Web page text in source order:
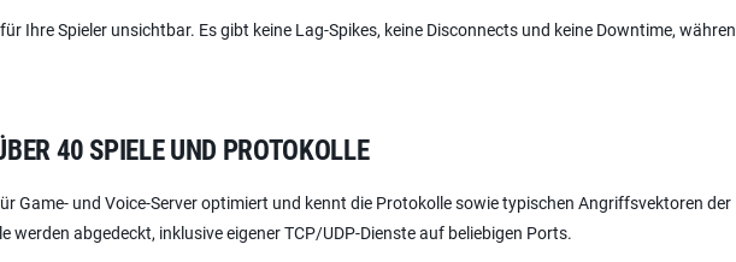
Ihre Spieler unsichtbar. Es gibt keine Lag-Spikes, keine Disconnects und keine Downtime,
40 SPIELE UND PROTOKOLLE
Game- und Voice-Server optimiert und kennt die Protokolle sowie typischen Angriffsvektoren der
werden abgedeckt, inklusive eigener TCP/UDP-Dienste auf beliebigen Ports.